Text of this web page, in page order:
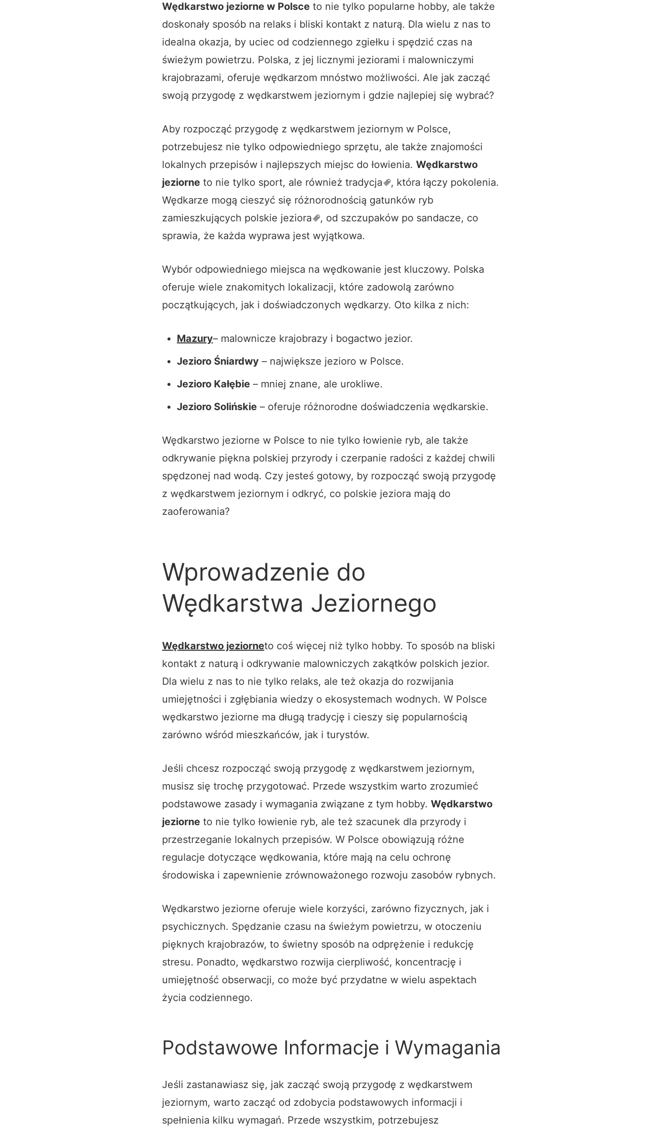
Wędkarstwo jeziorne w Polsce to nie tylko popularne hobby, ale także
doskonały sposób na relaks i bliski kontakt z naturą. Dla wielu z nas to
idealna okazja, by uciec od codziennego zgiełku i spędzić czas na
świeżym powietrzu. Polska, z jej licznymi jeziorami i malowniczymi
krajobrazami, oferuje wędkarzom mnóstwo możliwości. Ale jak zacząć
swoją przygodę z wędkarstwem jeziornym i gdzie najlepiej się wybrać?
Aby rozpocząć przygodę z wędkarstwem jeziornym w Polsce,
potrzebujesz nie tylko odpowiedniego sprzętu, ale także znajomości
lokalnych przepisów i najlepszych miejsc do łowienia. Wędkarstwo
jeziorne to nie tylko sport, ale również tradycja
, która łączy pokolenia.
Wędkarze mogą cieszyć się różnorodnością gatunków ryb
zamieszkujących polskie jeziora
, od szczupaków po sandacze, co
sprawia, że każda wyprawa jest wyjątkowa.
Wybór odpowiedniego miejsca na wędkowanie jest kluczowy. Polska
oferuje wiele znakomitych lokalizacji, które zadowolą zarówno
początkujących, jak i doświadczonych wędkarzy. Oto kilka z nich:
Mazury– malownicze krajobrazy i bogactwo jezior.
Jezioro Śniardwy – największe jezioro w Polsce.
Jezioro Kałębie – mniej znane, ale urokliwe.
Jezioro Solińskie – oferuje różnorodne doświadczenia wędkarskie.
Wędkarstwo jeziorne w Polsce to nie tylko łowienie ryb, ale także
odkrywanie piękna polskiej przyrody i czerpanie radości z każdej chwili
spędzonej nad wodą. Czy jesteś gotowy, by rozpocząć swoją przygodę
z wędkarstwem jeziornym i odkryć, co polskie jeziora mają do
zaoferowania?
Wprowadzenie do
Wędkarstwa Jeziornego
Wędkarstwo jeziorneto coś więcej niż tylko hobby. To sposób na bliski
kontakt z naturą i odkrywanie malowniczych zakątków polskich jezior.
Dla wielu z nas to nie tylko relaks, ale też okazja do rozwijania
umiejętności i zgłębiania wiedzy o ekosystemach wodnych. W Polsce
wędkarstwo jeziorne ma długą tradycję i cieszy się popularnością
zarówno wśród mieszkańców, jak i turystów.
Jeśli chcesz rozpocząć swoją przygodę z wędkarstwem jeziornym,
musisz się trochę przygotować. Przede wszystkim warto zrozumieć
podstawowe zasady i wymagania związane z tym hobby. Wędkarstwo
jeziorne to nie tylko łowienie ryb, ale też szacunek dla przyrody i
przestrzeganie lokalnych przepisów. W Polsce obowiązują różne
regulacje dotyczące wędkowania, które mają na celu ochronę
środowiska i zapewnienie zrównoważonego rozwoju zasobów rybnych.
Wędkarstwo jeziorne oferuje wiele korzyści, zarówno fizycznych, jak i
psychicznych. Spędzanie czasu na świeżym powietrzu, w otoczeniu
pięknych krajobrazów, to świetny sposób na odprężenie i redukcję
stresu. Ponadto, wędkarstwo rozwija cierpliwość, koncentrację i
umiejętność obserwacji, co może być przydatne w wielu aspektach
życia codziennego.
Podstawowe Informacje i Wymagania
Jeśli zastanawiasz się, jak zacząć swoją przygodę z wędkarstwem
jeziornym, warto zacząć od zdobycia podstawowych informacji i
spełnienia kilku wymagań. Przede wszystkim, potrzebujesz